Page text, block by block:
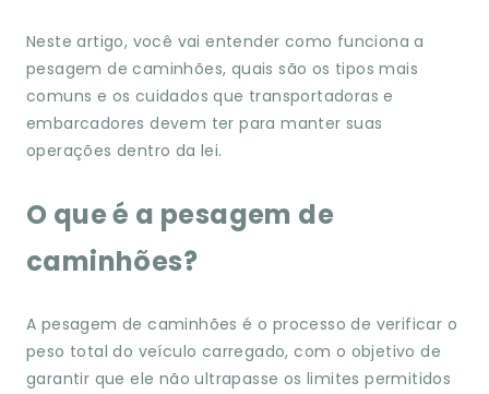
Neste artigo, você vai entender como funciona a
pesagem de caminhões, quais são os tipos mais
comuns e os cuidados que transportadoras e
embarcadores devem ter para manter suas
operações dentro da lei.
O que é a pesagem de
caminhões?
A pesagem de caminhões é o processo de verificar o
peso total do veículo carregado, com o objetivo de
garantir que ele não ultrapasse os limites permitidos